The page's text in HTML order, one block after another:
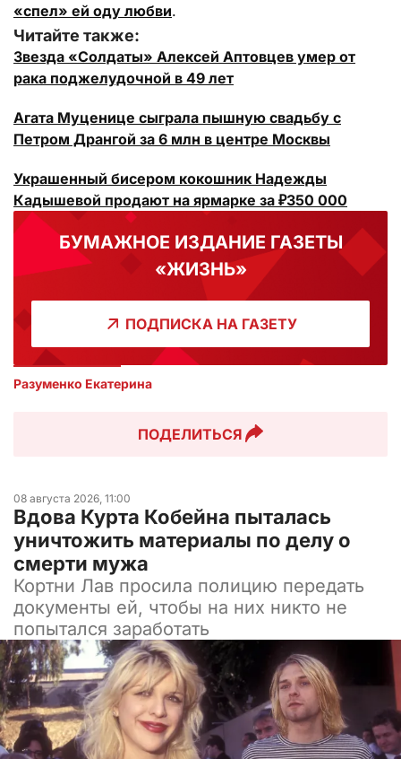
«спел» ей оду любви.
Читайте также:
Звезда «Солдаты» Алексей Аптовцев умер от
рака поджелудочной в 49 лет
Агата Муценице сыграла пышную свадьбу с
Петром Дрангой за 6 млн в центре Москвы
Украшенный бисером кокошник Надежды
Кадышевой продают на ярмарке за ₽350 000
БУМАЖНОЕ ИЗДАНИЕ ГАЗЕТЫ
«ЖИЗНЬ»
ПОДПИСКА НА ГАЗЕТУ
Разуменко Екатерина
ПОДЕЛИТЬСЯ
08 августа 2026, 11:00
Вдова Курта Кобейна пыталась
уничтожить материалы по делу о
смерти мужа
Кортни Лав просила полицию передать
документы ей, чтобы на них никто не
попытался заработать